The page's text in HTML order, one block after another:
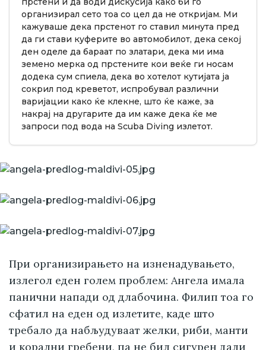
организирал сето тоа со цел да не откријам. Ми
кажуваше дека прстенот го ставил минута пред
да ги стави куферите во автомобилот, дека секој
ден оделе да бараат по златари, дека ми има
земено мерка од прстените кои веќе ги носам
додека сум спиела, дека во хотелот кутијата ја
сокрил под креветот, испробувал различни
варијации како ќе клекне, што ќе каже, за
накрај на другарите да им каже дека ќе ме
запроси под вода на Scuba Diving излетот.
При организирањето на изненадувањето,
излегол еден голем проблем: Ангела имала
панични напади од длабочина. Филип тоа го
сфатил на еден од излетите, каде што
требало да набљудуваат желки, риби, манти
и корални гребени, па не бил сигурен дали